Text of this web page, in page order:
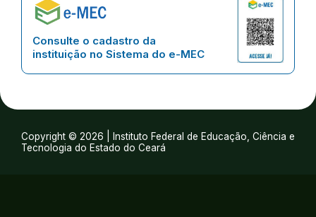
Consulte o cadastro da
instituição no Sistema do e-MEC
Copyright © 2026 | Instituto Federal de Educação, Ciência e
Tecnologia do Estado do Ceará